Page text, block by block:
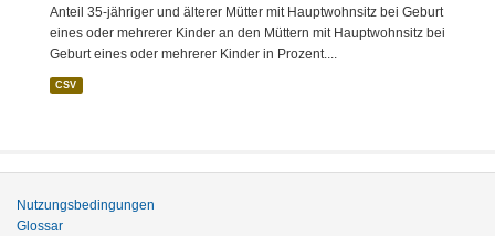
Anteil 35-jähriger und älterer Mütter mit Hauptwohnsitz bei Geburt
eines oder mehrerer Kinder an den Müttern mit Hauptwohnsitz bei
Geburt eines oder mehrerer Kinder in Prozent....
CSV
Nutzungsbedingungen
Glossar